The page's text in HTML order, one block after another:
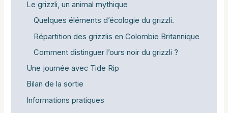
Le grizzli, un animal mythique
Quelques éléments d’écologie du grizzli.
Répartition des grizzlis en Colombie Britannique
Comment distinguer l’ours noir du grizzli ?
Une journée avec Tide Rip
Bilan de la sortie
Informations pratiques